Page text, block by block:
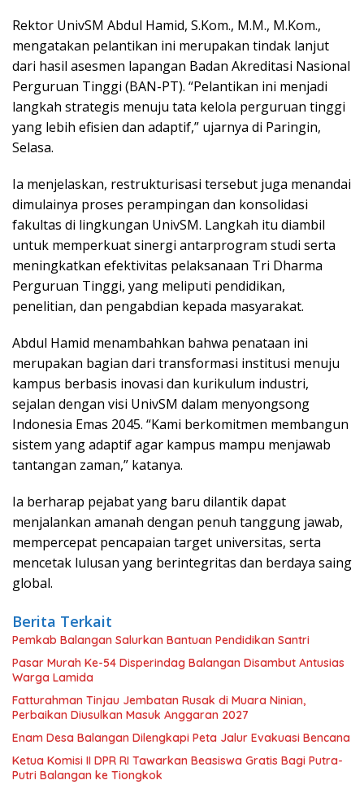
Rektor UnivSM Abdul Hamid, S.Kom., M.M., M.Kom.,
mengatakan pelantikan ini merupakan tindak lanjut
dari hasil asesmen lapangan Badan Akreditasi Nasional
Perguruan Tinggi (BAN-PT). “Pelantikan ini menjadi
langkah strategis menuju tata kelola perguruan tinggi
yang lebih efisien dan adaptif,” ujarnya di Paringin,
Selasa.
Ia menjelaskan, restrukturisasi tersebut juga menandai
dimulainya proses perampingan dan konsolidasi
fakultas di lingkungan UnivSM. Langkah itu diambil
untuk memperkuat sinergi antarprogram studi serta
meningkatkan efektivitas pelaksanaan Tri Dharma
Perguruan Tinggi, yang meliputi pendidikan,
penelitian, dan pengabdian kepada masyarakat.
Abdul Hamid menambahkan bahwa penataan ini
merupakan bagian dari transformasi institusi menuju
kampus berbasis inovasi dan kurikulum industri,
sejalan dengan visi UnivSM dalam menyongsong
Indonesia Emas 2045. “Kami berkomitmen membangun
sistem yang adaptif agar kampus mampu menjawab
tantangan zaman,” katanya.
Ia berharap pejabat yang baru dilantik dapat
menjalankan amanah dengan penuh tanggung jawab,
mempercepat pencapaian target universitas, serta
mencetak lulusan yang berintegritas dan berdaya saing
global.
Berita Terkait
Pemkab Balangan Salurkan Bantuan Pendidikan Santri
Pasar Murah Ke-54 Disperindag Balangan Disambut Antusias
Warga Lamida
Fatturahman Tinjau Jembatan Rusak di Muara Ninian,
Perbaikan Diusulkan Masuk Anggaran 2027
Enam Desa Balangan Dilengkapi Peta Jalur Evakuasi Bencana
Ketua Komisi II DPR RI Tawarkan Beasiswa Gratis Bagi Putra-
Putri Balangan ke Tiongkok